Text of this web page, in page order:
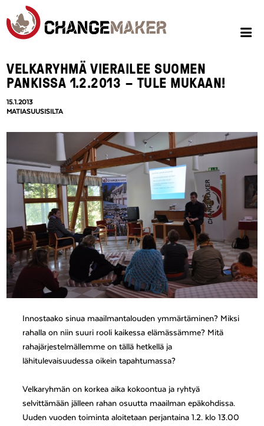
VELKARYHMÄ VIERAILEE SUOMEN
PANKISSA 1.2.2013 – TULE MUKAAN!
15.1.2013
MATIASUUSISILTA
Innostaako sinua maailmantalouden ymmärtäminen? Miksi
rahalla on niin suuri rooli kaikessa elämässämme? Mitä
rahajärjestelmällemme on tällä hetkellä ja
lähitulevaisuudessa oikein tapahtumassa?
Velkaryhmän on korkea aika kokoontua ja ryhtyä
selvittämään jälleen rahan osuutta maailman epäkohdissa.
Uuden vuoden toiminta aloitetaan perjantaina 1.2. klo 13.00